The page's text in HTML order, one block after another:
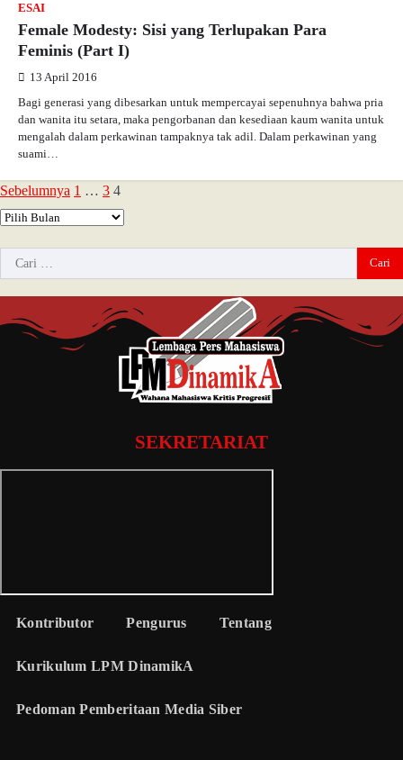
ESAI
Female Modesty: Sisi yang Terlupakan Para
Feminis (Part I)
13 April 2016
Bagi generasi yang dibesarkan untuk mempercayai sepenuhnya bahwa pria
dan wanita itu setara, maka pengorbanan dan kesediaan kaum wanita untuk
mengalah dalam perkawinan tampaknya tak adil. Dalam perkawinan yang
suami…
Sebelumnya 1 … 3 4
SEKRETARIAT
Kontributor Pengurus Tentang
Kurikulum LPM DinamikA
Pedoman Pemberitaan Media Siber